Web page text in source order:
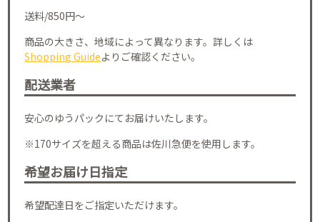
送料/850円～
商品の大きさ、地域によって異なります。詳しくは
Shopping Guideよりご確認ください。
配送業者
安心のゆうパックにてお届けいたします。
※170サイズを超える商品は佐川急便を使用します。
希望お届け日指定
希望配達日をご指定いただけます。